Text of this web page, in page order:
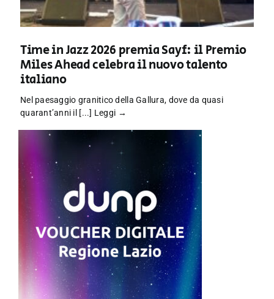
Time in Jazz 2026 premia Sayf: il Premio
Miles Ahead celebra il nuovo talento
italiano
Nel paesaggio granitico della Gallura, dove da quasi
quarant’anni il [...] Leggi →